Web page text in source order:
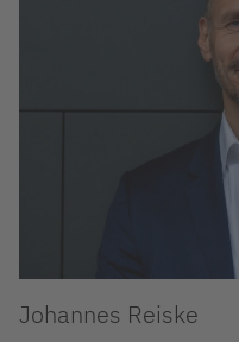
Johannes Reiske